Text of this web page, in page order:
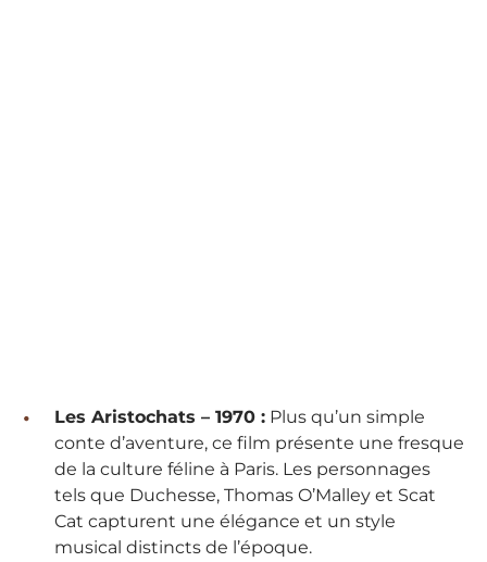
Les Aristochats – 1970 : Plus qu’un simple
conte d’aventure, ce film présente une fresque
de la culture féline à Paris. Les personnages
tels que Duchesse, Thomas O’Malley et Scat
Cat capturent une élégance et un style
musical distincts de l’époque.